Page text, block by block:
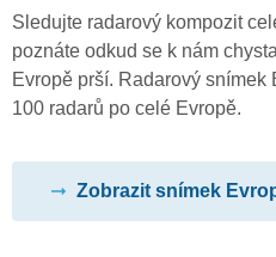
Sledujte radarový kompozit
poznáte odkud se k nám
Evropě prší. Radarový snímek
100 radarů po celé Evropě.
Zobrazit snímek